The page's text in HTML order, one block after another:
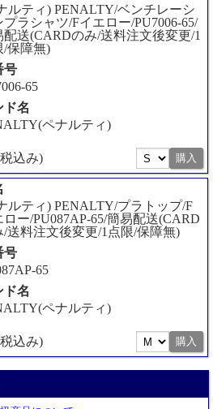
ルティ) PENALTY/ベンチレーシ
プラシャツ/Fイエロー/PU7006-65/
配送(CARDのみ/送料注文後変更/1
/保障無)
号
65
ド名
ペナルティ)
込み)
ルティ) PENALTY/プラトップ/F
ロー/PU087AP-65/簡易配送(CARD
/送料注文後変更/1点限/保障無)
号
65
ド名
ペナルティ)
込み)